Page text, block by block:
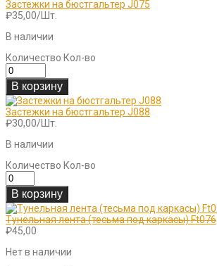
Застежки на бюстгальтер J075
₽35,00/Шт.
В наличии
Количество Кол-во
В корзину
Застежки на бюстгальтер J088
₽30,00/Шт.
В наличии
Количество Кол-во
В корзину
Тунельная лента (тесьма под каркасы) Ft076
₽45,00
Нет в наличии